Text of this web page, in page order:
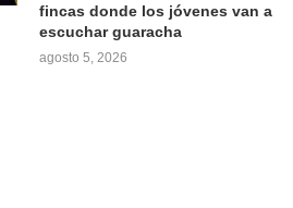
fincas donde los jóvenes van a
escuchar guaracha
agosto 5, 2026